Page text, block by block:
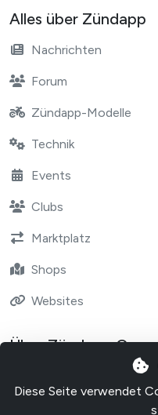
Alles über Zündapp
Nachrichten
Forum
Zündapp-Modelle
Technik
Events
Clubs
Marktplatz
Shops
Websites
Über Zündapp One
Diese Seite verwendet